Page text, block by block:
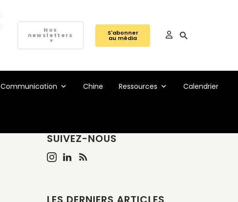
Nos
newsletters
▼
S'abonner
au média
Communication Chine Ressources Calendrier
SUIVEZ-NOUS